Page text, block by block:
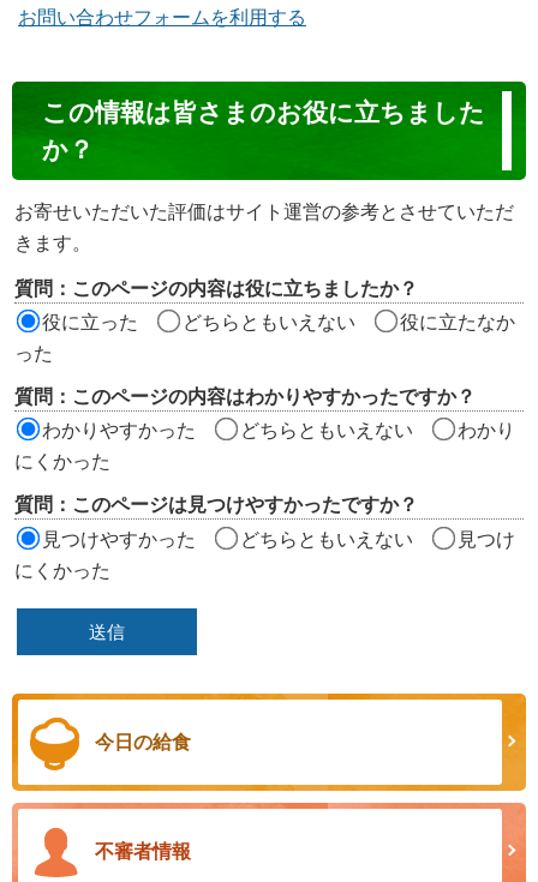
お問い合わせフォームを利用する
ン
ン
ツ
評
価
ア
この情報は皆さまのお役に立ちました
か？
お寄せいただいた評価はサイト運営の参考とさせていただ
きます。
質問：このページの内容は役に立ちましたか？
役に立った
どちらともいえない
役に立たなか
った
質問：このページの内容はわかりやすかったですか？
わかりやすかった
どちらともいえない
わかり
にくかった
質問：このページは見つけやすかったですか？
見つけやすかった
どちらともいえない
見つけ
にくかった
今日の給食
不審者情報